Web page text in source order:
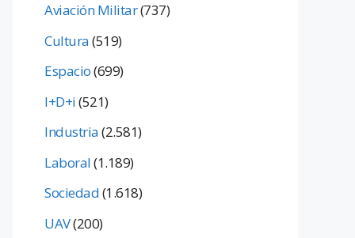
Aviación Militar(737)
Cultura(519)
Espacio(699)
I+D+i(521)
Industria(2.581)
Laboral(1.189)
Sociedad(1.618)
UAV(200)